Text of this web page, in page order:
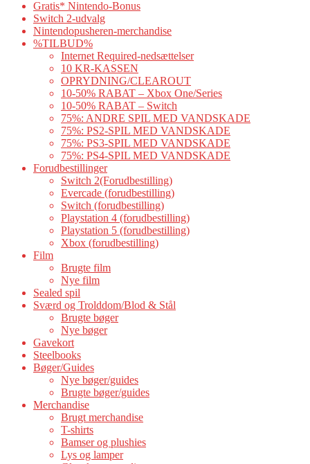
Gratis* Nintendo-Bonus
Switch 2-udvalg
Nintendopusheren-merchandise
%TILBUD%
Internet Required-nedsættelser
10 KR-KASSEN
OPRYDNING/CLEAROUT
10-50% RABAT – Xbox One/Series
10-50% RABAT – Switch
75%: ANDRE SPIL MED VANDSKADE
75%: PS2-SPIL MED VANDSKADE
75%: PS3-SPIL MED VANDSKADE
75%: PS4-SPIL MED VANDSKADE
Forudbestillinger
Switch 2(Forudbestilling)
Evercade (forudbestilling)
Switch (forudbestilling)
Playstation 4 (forudbestilling)
Playstation 5 (forudbestilling)
Xbox (forudbestilling)
Film
Brugte film
Nye film
Sealed spil
Sværd og Trolddom/Blod & Stål
Brugte bøger
Nye bøger
Gavekort
Steelbooks
Bøger/Guides
Nye bøger/guides
Brugte bøger/guides
Merchandise
Brugt merchandise
T-shirts
Bamser og plushies
Lys og lamper